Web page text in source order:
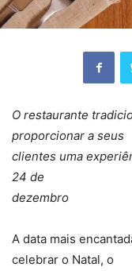
O restaurante
proporcionar a seus
clientes uma
24 de
dezembro
A data mais
celebrar o Natal, o